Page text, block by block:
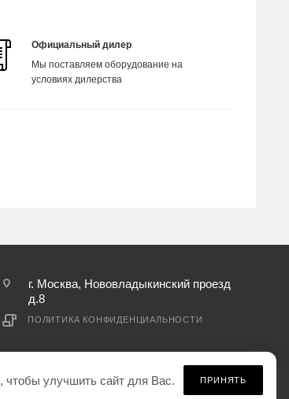
Официальный дилер
Мы поставляем оборудование на
условиях дилерства
г. Москва, Нововладыкинский проезд
д.8
ПОЛИТИКА КОНФИДЕНЦИАЛЬНОСТИ
, чтобы улучшить сайт для Вас. ПРИНЯТЬ